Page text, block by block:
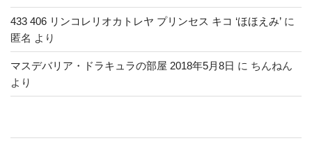
433 406 リンコレリオカトレヤ プリンセス キコ ‘ほほえみ’ に
匿名 より
マスデバリア・ドラキュラの部屋 2018年5月8日 に ちんねん
より